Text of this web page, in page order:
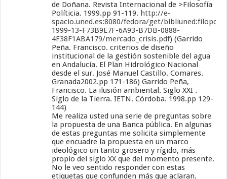
de Doñana. Revista Internacional de >Filosofía
Políticia. 1999.pp 91-119. http://e-
spacio.uned.es:8080/fedora/get/bibliuned:filopoli-
1999-13-F73B9E7F-6A93-B7DB-0888-
4F38F1ABA179/mercado_crisis.pdf) (Garrido
Peña. Francisco. criterios de diseño
institucional de la gestión sostenible del agua
en Andalucía. El Plan Hidrológico Nacional
desde el sur. José Manuel Castillo. Comares.
Granada2002.pp 171-186) Garrido Peña,
Francisco. La ilusión ambiental. Siglo XXI .
Siglo de la Tierra. IETN. Córdoba. 1998.pp 129-
144)
Me realiza usted una serie de preguntas sobre
la propuesta de una Banca pública. En algunas
de estas preguntas me solicita simplemente
que encuadre la propuesta en un marco
ideológico un tanto grosero y rígido, más
propio del siglo XX que del momento presente.
No le veo sentido responder con estas
etiquetas que confunden más que aclaran.